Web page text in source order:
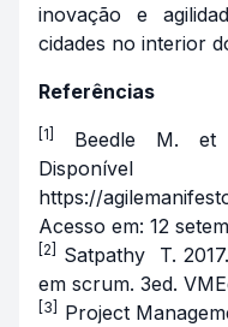
inovação e
cidades no interior
Referências
[1]
Beedle M. et
https://
Acesso em: 12
[2]
Satpathy T.
em scrum. 3ed.
[3]
Project